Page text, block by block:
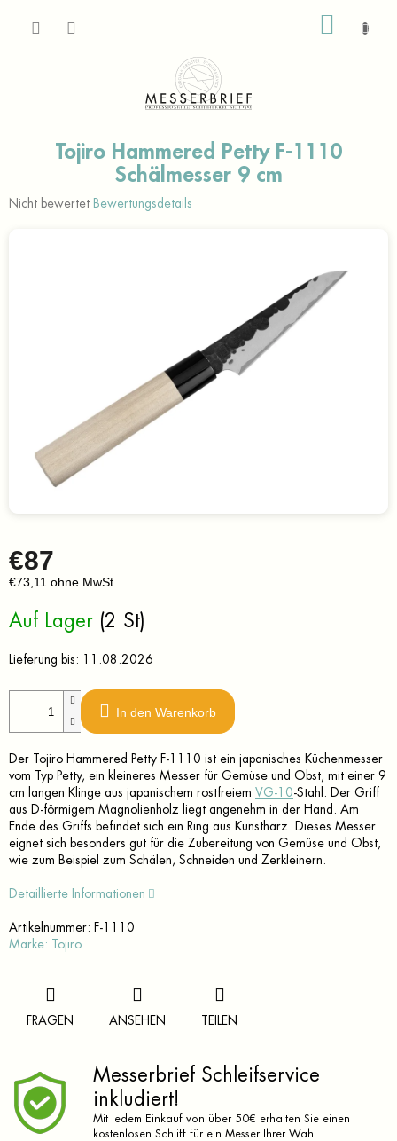
Tojiro Hammered Petty F-1110
Schälmesser 9 cm
Die
Nicht bewertet Bewertungsdetails
€87
€73,11 ohne MwSt.
Auf Lager (2 St)
Lieferung bis: 11.08.2026
In den Warenkorb
Der Tojiro Hammered Petty F-1110 ist ein japanisches Küchenmesser
vom Typ Petty, ein kleineres Messer für Gemüse und Obst, mit einer 9
cm langen Klinge aus japanischem rostfreiem VG-10-Stahl. Der Griff
aus D-förmigem Magnolienholz liegt angenehm in der Hand. Am
Ende des Griffs befindet sich ein Ring aus Kunstharz. Dieses Messer
eignet sich besonders gut für die Zubereitung von Gemüse und Obst,
wie zum Beispiel zum Schälen, Schneiden und Zerkleinern.
Detaillierte Informationen
Artikelnummer: F-1110
Marke:
Tojiro
FRAGEN ANSEHEN TEILEN
Messerbrief Schleifservice
inkludiert!
Mit jedem Einkauf von über 50€ erhalten Sie einen
kostenlosen Schliff für ein Messer Ihrer Wahl.